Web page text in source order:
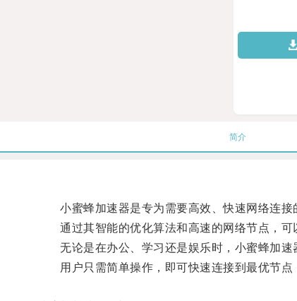
简介
小蜜蜂加速器是专为需要高效、快速网络连接
通过其智能的优化算法和高速的网络节点，可
无论是在办公、学习还是娱乐时，小蜜蜂加速
用户只需简单操作，即可快速连接到最优节点